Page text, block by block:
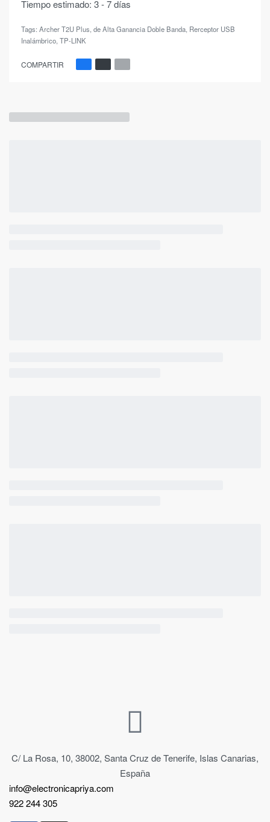
Tiempo estimado: 3 - 7 días
Tags: Archer T2U Plus, de Alta Ganancia Doble Banda, Rerceptor USB
Inalámbrico, TP-LINK
COMPARTIR
C/ La Rosa, 10, 38002, Santa Cruz de Tenerife, Islas Canarias,
España
info@electronicapriya.com
922 244 305